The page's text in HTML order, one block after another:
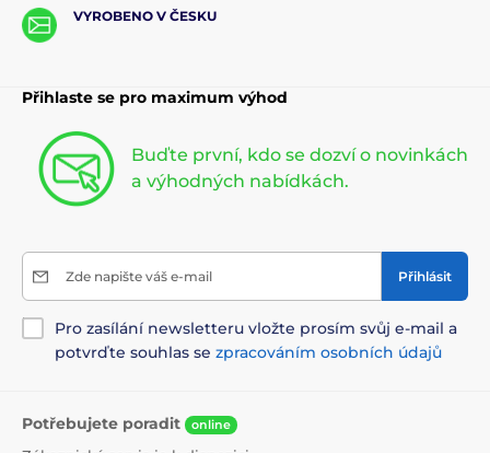
VYROBENO V ČESKU
Přihlaste se pro maximum výhod
Buďte první, kdo se dozví o novinkách
a výhodných nabídkách.
Zde napište váš e-mail Přihlásit
Pro zasílání newsletteru vložte prosím svůj e-mail a
potvrďte souhlas se zpracováním osobních údajů
Potřebujete poradit online